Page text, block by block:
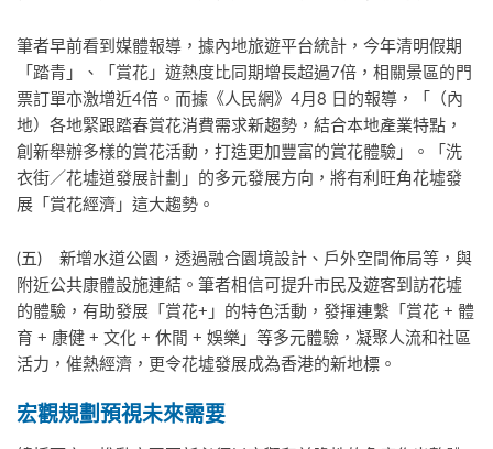
筆者早前看到媒體報導，據內地旅遊平台統計，今年清明假期
「踏青」、「賞花」遊熱度比同期增長超過7倍，相關景區的門
票訂單亦激增近4倍。而據《人民網》4月8 日的報導，「（內
地）各地緊跟踏春賞花消費需求新趨勢，結合本地產業特點，
創新舉辦多樣的賞花活動，打造更加豐富的賞花體驗」。「洗
衣街／花墟道發展計劃」的多元發展方向，將有利旺角花墟發
展「賞花經濟」這大趨勢。
(五) 新增水道公園，透過融合園境設計、戶外空間佈局等，與
附近公共康體設施連結。筆者相信可提升市民及遊客到訪花墟
的體驗，有助發展「賞花+」的特色活動，發揮連繫「賞花 + 體
育 + 康健 + 文化 + 休閒 + 娛樂」等多元體驗，凝聚人流和社區
活力，催熱經濟，更令花墟發展成為香港的新地標。
宏觀規劃預視未來需要